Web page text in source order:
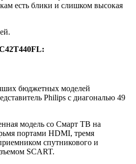
есть блики и слишком высокая
:
бюджетных моделей
Philips с диагональю 49
модель со Смарт ТВ на
портами HDMI, тремя
спутникового и
SCART.